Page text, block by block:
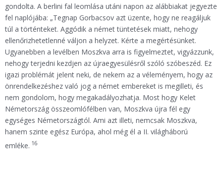
gondolta. A berlini fal leomlása utáni napon az alábbiakat jegyezte
fel naplójába: „Tegnap Gorbacsov azt üzente, hogy ne reagáljuk
túl a történteket. Aggódik a német tüntetések miatt, nehogy
ellenőrizhetetlenné váljon a helyzet. Kérte a megértésünket.
Ugyanebben a levélben Moszkva arra is figyelmeztet, vigyázzunk,
nehogy terjedni kezdjen az újraegyesülésről szóló szóbeszéd. Ez
igazi problémát jelent neki, de nekem az a véleményem, hogy az
önrendelkezéshez való jog a német embereket is megilleti, és
nem gondolom, hogy megakadályozhatja. Most hogy Kelet
Németország összeomlófélben van, Moszkva újra fél egy
egységes Németországtól. Ami azt illeti, nemcsak Moszkva,
hanem szinte egész Európa, ahol még él a II. világháború
emléke. 16